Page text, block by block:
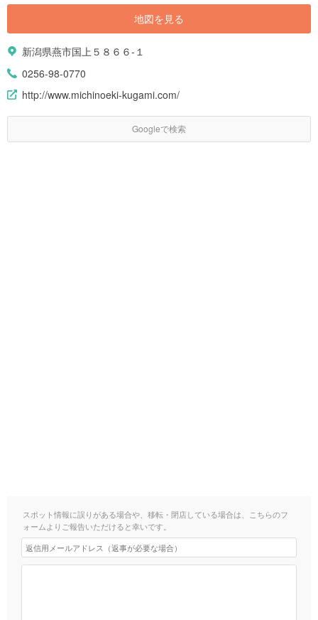
地図を見る
新潟県燕市国上５８６６-１
0256-98-0770
http://www.michinoeki-kugami.com/
Googleで検索
スポット情報に誤りがある場合や、移転・閉店している場合は、こちらのフ
ォームよりご報告いただけると幸いです。